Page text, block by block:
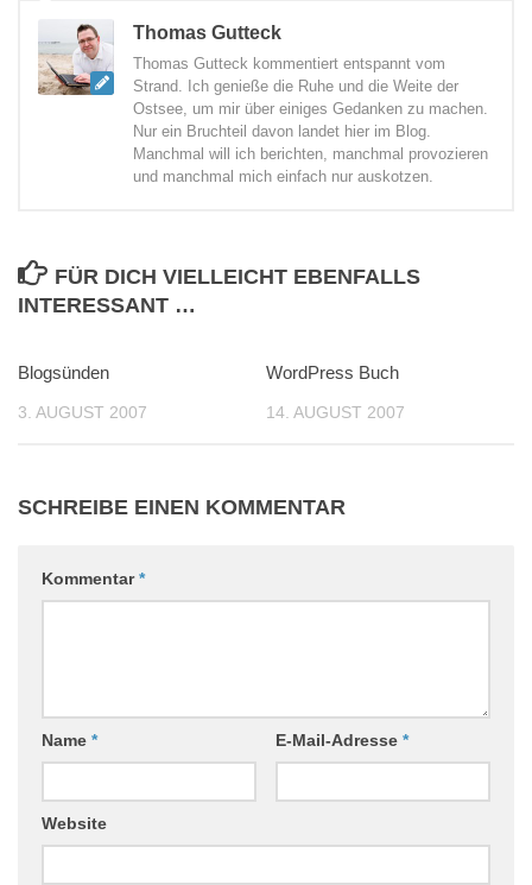
Thomas Gutteck
Thomas Gutteck kommentiert entspannt vom
Strand. Ich genieße die Ruhe und die Weite der
Ostsee, um mir über einiges Gedanken zu machen.
Nur ein Bruchteil davon landet hier im Blog.
Manchmal will ich berichten, manchmal provozieren
und manchmal mich einfach nur auskotzen.
FÜR DICH VIELLEICHT EBENFALLS
INTERESSANT …
Blogsünden
3. AUGUST 2007
WordPress Buch
14. AUGUST 2007
SCHREIBE EINEN KOMMENTAR
Kommentar*
Name * E-Mail-Adresse *
Website